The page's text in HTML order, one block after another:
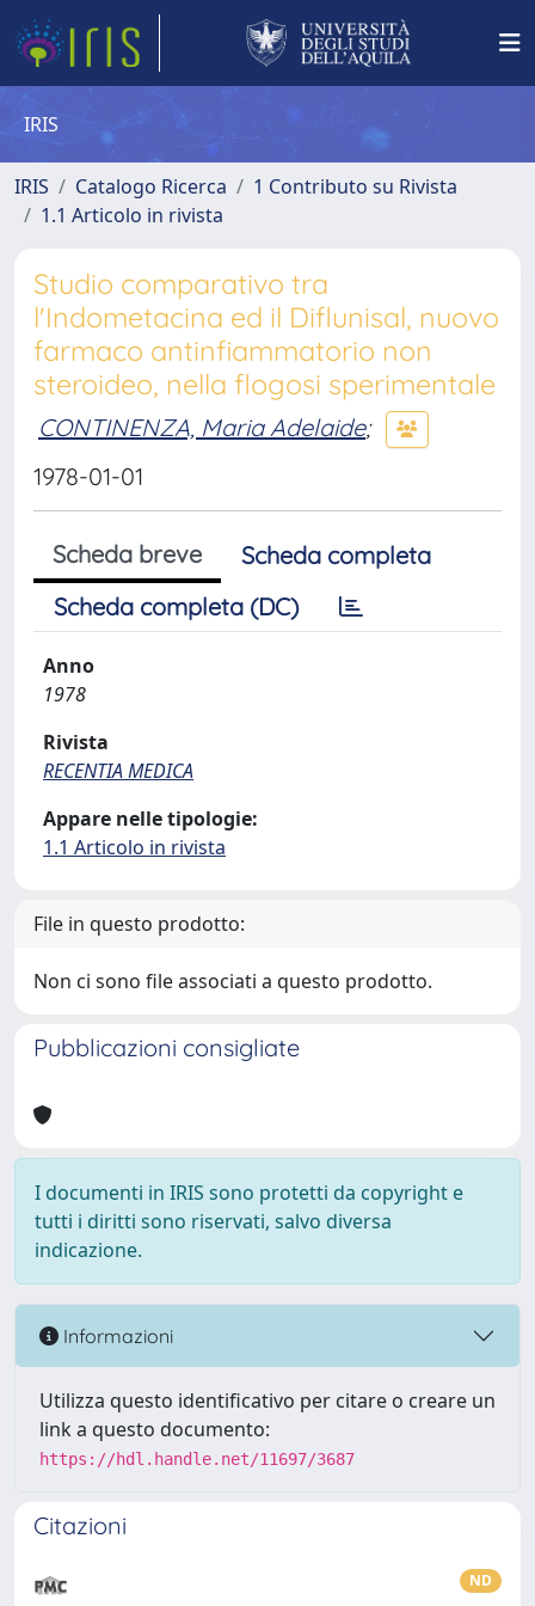
IRIS
IRIS Catalogo Ricerca
1 Contributo su Rivista
1.1 Articolo in rivista
Studio comparativo tra
l'Indometacina ed il Diflunisal, nuovo
farmaco antinfiammatorio non
steroideo, nella flogosi sperimentale
CONTINENZA, Maria Adelaide;
1978-01-01
Scheda breve
Scheda completa
Scheda completa (DC)
Anno
1978
Rivista
RECENTIA MEDICA
Appare nelle tipologie:
1.1 Articolo in rivista
File in questo prodotto:
Non ci sono file associati a questo prodotto.
Pubblicazioni consigliate
I documenti in IRIS sono protetti da copyright e
tutti i diritti sono riservati, salvo diversa
indicazione.
Informazioni
Utilizza questo identificativo per citare o creare un
link a questo documento:
https://hdl.handle.net/11697/3687
Citazioni
ND